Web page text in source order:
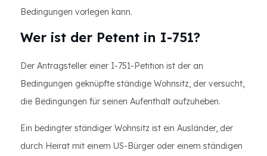
Bedingungen vorlegen kann.
Wer ist der Petent in I-751?
Der Antragsteller einer I-751-Petition ist der an
Bedingungen geknüpfte ständige Wohnsitz, der versucht,
die Bedingungen für seinen Aufenthalt aufzuheben.
Ein bedingter ständiger Wohnsitz ist ein Ausländer, der
durch Heirat mit einem US-Bürger oder einem ständigen